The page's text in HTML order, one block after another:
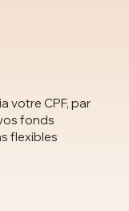
votre CPF, par
fonds
flexibles